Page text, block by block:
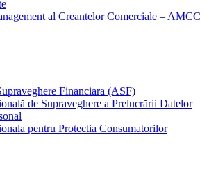
al Creantelor Comerciale – AMCC
Financiara (ASF)
de Supraveghere a Prelucrării Datelor
pentru Protectia Consumatorilor